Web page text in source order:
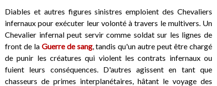
Diables et autres figures sinistres emploient des Chevaliers
infernaux pour exécuter leur volonté à travers le multivers. Un
Chevalier infernal peut servir comme soldat sur les lignes de
front de la Guerre de sang, tandis qu'un autre peut être chargé
de punir les créatures qui violent les contrats infernaux ou
fuient leurs conséquences. D'autres agissent en tant que
chasseurs de primes interplanétaires, hâtant le voyage des